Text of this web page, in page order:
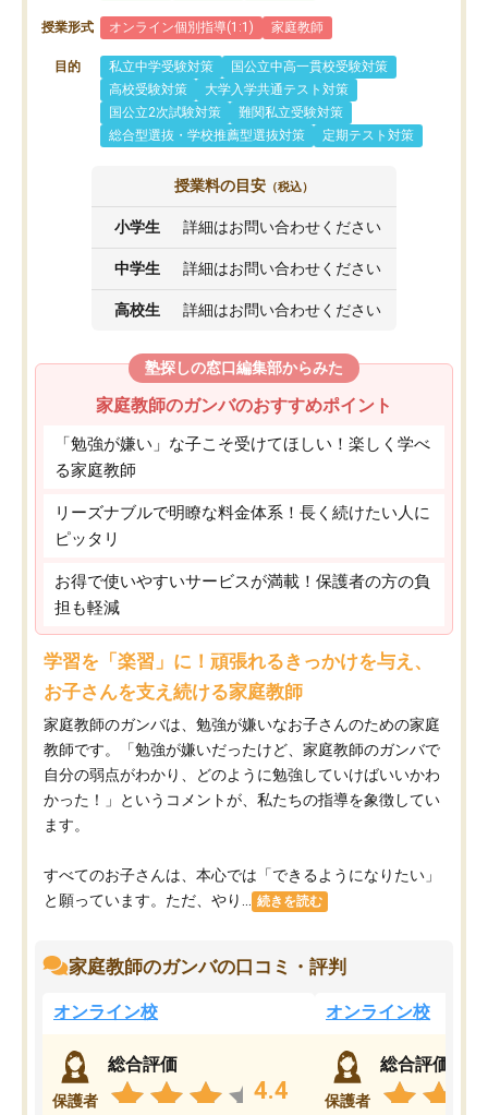
授業形式 オンライン個別指導(1:1) 家庭教師
目的 私立中学受験対策
国公立中高一貫校受験対策
高校受験対策
大学入学共通テスト対策
国公立2次試験対策
難関私立受験対策
総合型選抜・学校推薦型選抜対策
定期テスト対策
授業料の目安 （税込）
小学生 詳細はお問い合わせください
中学生 詳細はお問い合わせください
高校生 詳細はお問い合わせください
塾探しの窓口編集部からみた
家庭教師のガンバのおすすめポイント
「勉強が嫌い」な子こそ受けてほしい！楽しく学べ
る家庭教師
リーズナブルで明瞭な料金体系！長く続けたい人に
ピッタリ
お得で使いやすいサービスが満載！保護者の方の負
担も軽減
学習を「楽習」に！頑張れるきっかけを与え、
お子さんを支え続ける家庭教師
家庭教師のガンバは、勉強が嫌いなお子さんのための家庭
教師です。「勉強が嫌いだったけど、家庭教師のガンバで
自分の弱点がわかり、どのように勉強していけばいいかわ
かった！」というコメントが、私たちの指導を象徴してい
ます。
すべてのお子さんは、本心では「できるようになりたい」
と願っています。ただ、やり...
続きを読む
家庭教師のガンバの口コミ・評判
オンライン校
保護者
総合評価
4.4
オンライン校
保護者
総合評価